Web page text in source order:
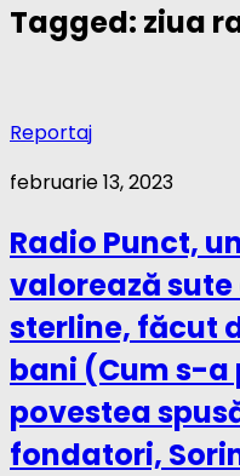
Tagged: ziua
Reportaj
februarie 13, 2023
Radio Punct,
valorează
sterline, făcut
bani (Cum s-a
povestea
fondatori,